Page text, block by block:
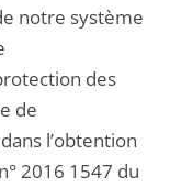
notre système
des
de
l’obtention
2016 1547 du